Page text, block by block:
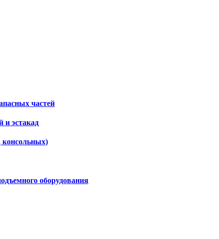
частей
и эстакад
консольных)
оборудования